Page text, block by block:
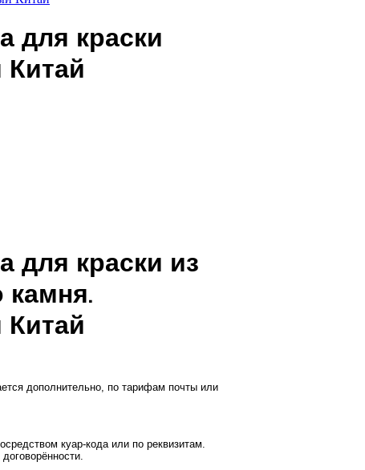
для краски
для краски из
дополнительно, по тарифам почты или
куар-кода или по реквизитам.